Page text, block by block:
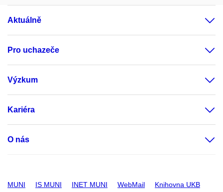
Aktuálně
Pro uchazeče
Výzkum
Kariéra
O nás
MUNI IS MUNI INET MUNI WebMail Knihovna UKB